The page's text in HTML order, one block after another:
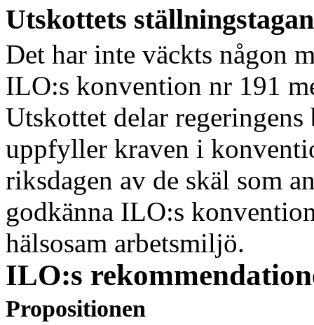
Utskottets
Det har inte väckts någon
ILO:s konvention nr 191
Utskottet delar regeringens
uppfyller kraven i
riksdagen av de skäl som
godkänna ILO:s
hälsosam arbetsmiljö.
ILO:s
Propositionen